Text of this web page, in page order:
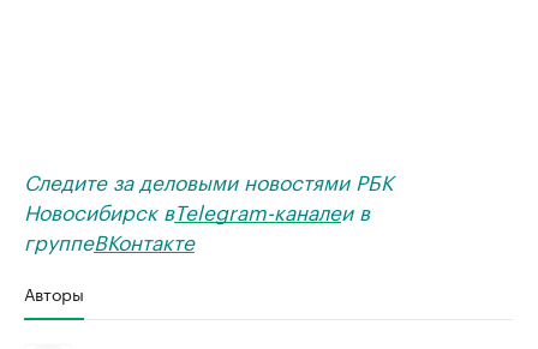
Следите за деловыми новостями РБК
Новосибирск вTelegram-каналеи в
группеВКонтакте
Авторы